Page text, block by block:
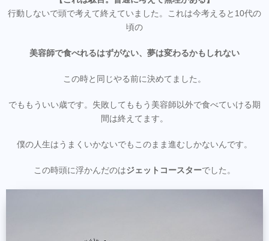
行動しないで頭で考えて終えていました。これは今考えると10代の
頃の
美容師で食べれるはずがない、夢は変わるかもしれない
この時と同じやる前に決めてました。
でももういい歳です。失敗してももう美容師以外で食べていける期
間は終えてます。
僕の人生はうまくいかないでもこのまま進むしかないんです。
この時頭に浮かんだのはジェットコースターでした。